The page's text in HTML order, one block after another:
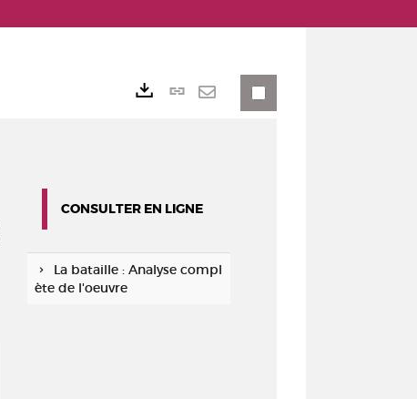
Lien
CONSULTER EN LIGNE
La bataille : Analyse compl
ète de l'oeuvre